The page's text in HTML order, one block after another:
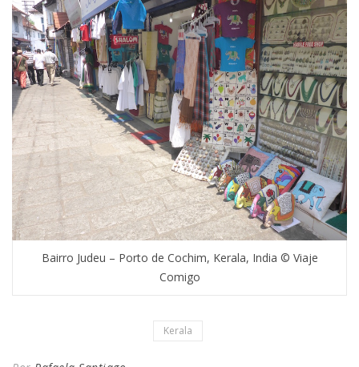
Bairro Judeu – Porto de Cochim, Kerala, India © Viaje
Comigo
Kerala